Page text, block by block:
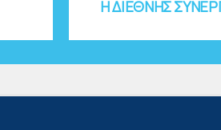
Η ΔΙΕΘΝΗΣ